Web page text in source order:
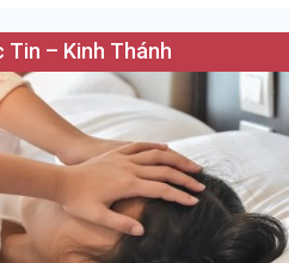
Tin – Kinh Thánh